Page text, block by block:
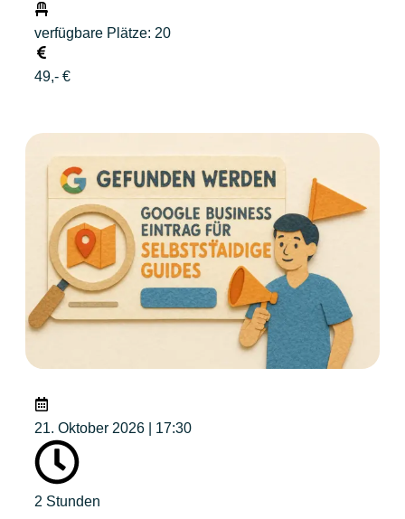
verfügbare Plätze: 20
49,- €
21. Oktober 2026 | 17:30
2 Stunden